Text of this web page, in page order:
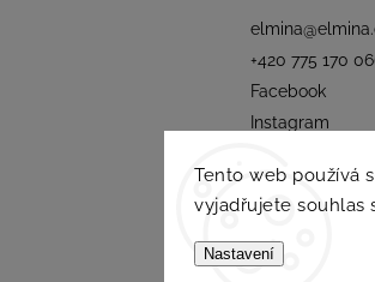
Tento web používá
vyjadřujete souhlas
Nastavení
elmina@
+420 775 170
Facebook
Instagram